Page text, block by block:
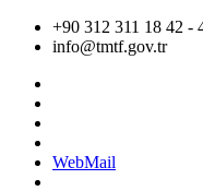
+90 312 311 18 42 -
info@tmtf.gov.tr
WebMail